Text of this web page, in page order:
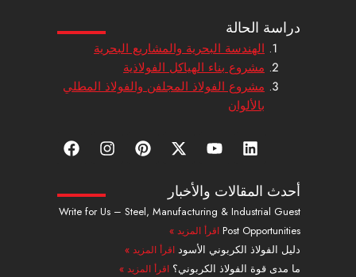
دراسة الحالة
الهندسة البحرية والمشاريع البحرية
مشروع بناء الهياكل الفولاذية
مشروع الفولاذ المجلفن والفولاذ المطلي
بالألوان
ل
ي
ك
د
إ
ن
ي
و
ي
و
ب
إ
ك
-
ت
و
ي
ت
ر
ب
ي
ي
ت
ا
ن
ج
ر
ف
ي
و
ك
أحدث المقالات والأخبار
Write for Us – Steel, Manufacturing & Industrial Guest
Post Opportunities اقرأ المزيد »
دليل الفولاذ الكربوني الأسود اقرأ المزيد »
ما مدى قوة الفولاذ الكربوني؟ اقرأ المزيد »